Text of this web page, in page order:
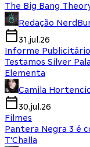
The Big Bang
Redação
31.jul.26
Informe Publicitário
Testamos Silver
Elementa
Camila
30.jul.26
Filmes
Pantera Negra 3 é
T'Challa